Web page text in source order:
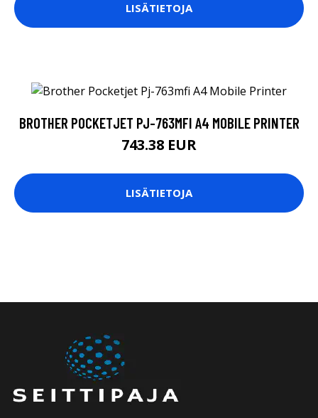
LISÄTIETOJA
BROTHER POCKETJET PJ-763MFI A4 MOBILE PRINTER
743.38 EUR
LISÄTIETOJA